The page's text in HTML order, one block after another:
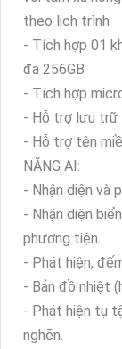
theo lịch trình
- Tích hợp 01
đa 256GB
- Tích hợp
- Hỗ trợ lưu trữ
- Hỗ trợ tên
NĂNG AI:
- Nhận diện và
- Nhận diện
phương tiện.
- Phát hiện,
- Bản đồ nhiệt
- Phát hiện tụ
nghẽn.